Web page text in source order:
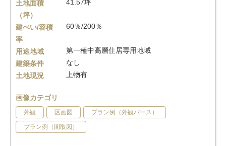
土地面積
（坪）
41.57坪
建ぺい/容積
率
60％/200％
用途地域
第一種中高層住居専用地域
建築条件
なし
土地現況
上物有
画像カテゴリ
外観 区画図 プラン例（外観パース）
プラン例（間取図）